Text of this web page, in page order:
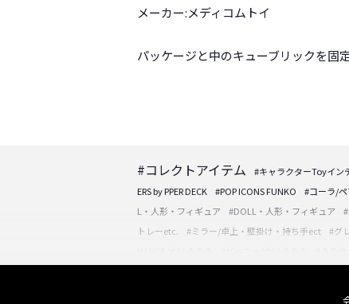
メーカー:メディコムトイ
パッケージと中のキューブリックを固
#コレクトアイテム #キャラクターToyイン
ERS by PPER DECK
#POP ICONS FUNKO #コーラ/
L・人形・フィギュア
#DOLL・人形・フィギュア
トレーetc.
#ミラー/卓上・壁掛け・持ち手ect #グ